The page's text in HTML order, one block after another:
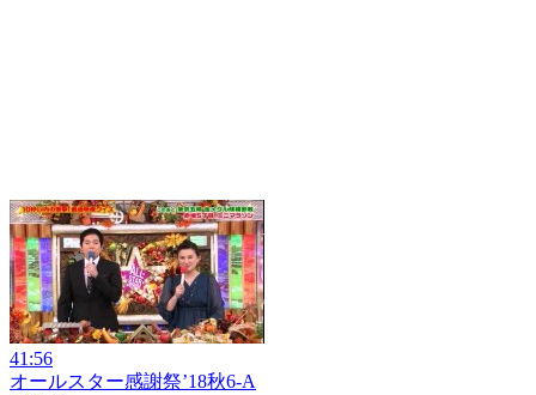
41:56
オールスター感謝祭’18秋6-A